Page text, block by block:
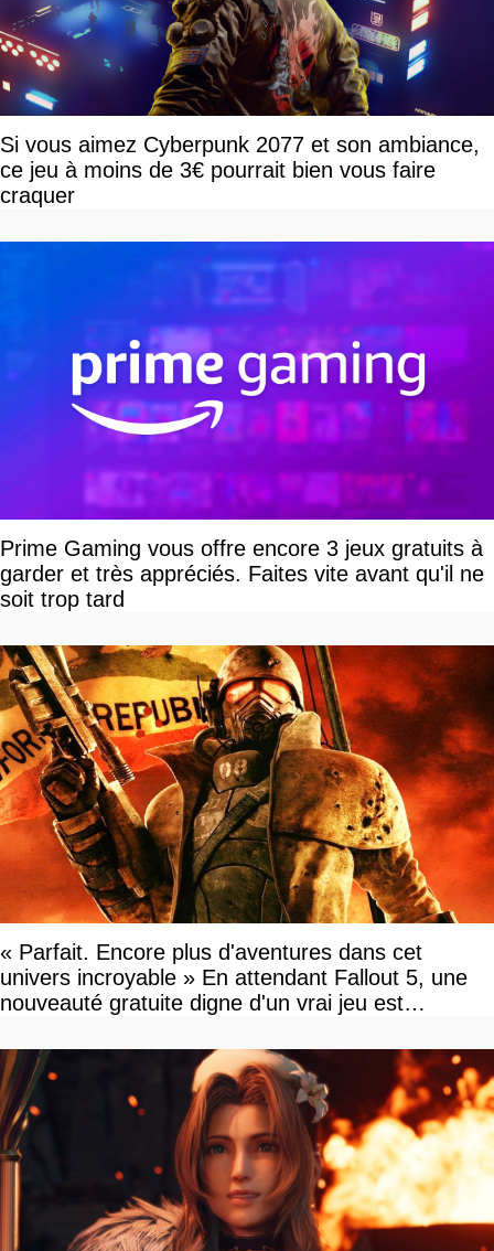
Si vous aimez Cyberpunk 2077 et son ambiance,
ce jeu à moins de 3€ pourrait bien vous faire
craquer
Prime Gaming vous offre encore 3 jeux gratuits à
garder et très appréciés. Faites vite avant qu'il ne
soit trop tard
« Parfait. Encore plus d'aventures dans cet
univers incroyable » En attendant Fallout 5, une
nouveauté gratuite digne d'un vrai jeu est